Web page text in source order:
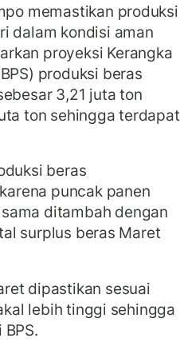
memastikan produksi
dalam kondisi aman
proyeksi Kerangka
produksi beras
3,21 juta ton
ton sehingga terdapat
beras
puncak panen
ditambah dengan
surplus beras Maret
dipastikan sesuai
lebih tinggi sehingga